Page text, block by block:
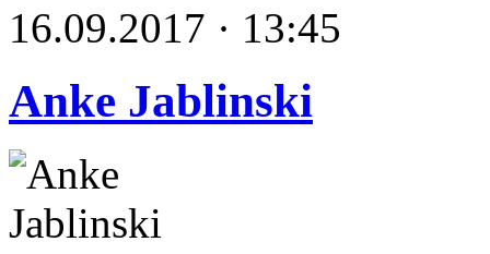
16.09.2017 · 13:45
Anke Jablinski